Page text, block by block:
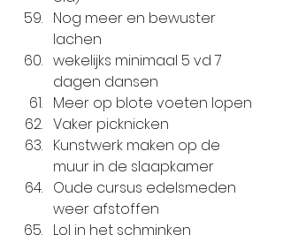
Nog meer en bewuster
lachen
wekelijks minimaal 5 vd 7
dagen dansen
Meer op blote voeten lopen
Vaker picknicken
Kunstwerk maken op de
muur in de slaapkamer
Oude cursus edelsmeden
weer afstoffen
Lol in het schminken